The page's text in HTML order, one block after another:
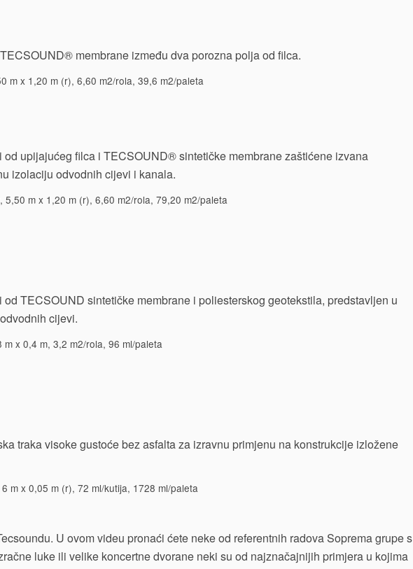
membrane između dva porozna polja od filca.
m x 1,20 m (r), 6,60 m2/rola, 39,6 m2/paleta
upijajućeg filca i TECSOUND® sintetičke membrane zaštićene izvana
izolaciju odvodnih cijevi i kanala.
5,50 m x 1,20 m (r), 6,60 m2/rola, 79,20 m2/paleta
TECSOUND sintetičke membrane i poliesterskog geotekstila, predstavljen u
cijevi.
x 0,4 m, 3,2 m2/rola, 96 ml/paleta
traka visoke gustoće bez asfalta za izravnu primjenu na konstrukcije izložene
m x 0,05 m (r), 72 ml/kutija, 1728 ml/paleta
U ovom videu pronaći ćete neke od referentnih radova Soprema grupe s
luke ili velike koncertne dvorane neki su od najznačajnijih primjera u kojima